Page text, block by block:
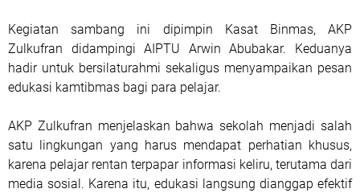
Kegiatan sambang ini dipimpin Kasat Binmas, AKP
Zulkufran didampingi AIPTU Arwin Abubakar. Keduanya
hadir untuk bersilaturahmi sekaligus menyampaikan pesan
edukasi kamtibmas bagi para pelajar.
AKP Zulkufran menjelaskan bahwa sekolah menjadi salah
satu lingkungan yang harus mendapat perhatian khusus,
karena pelajar rentan terpapar informasi keliru, terutama dari
media sosial. Karena itu, edukasi langsung dianggap efektif